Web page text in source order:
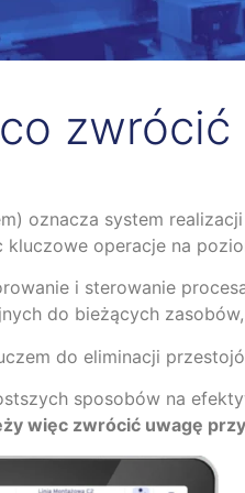
oznacza system
operacje na
i sterowanie
do bieżących
do eliminacji
sposobów na
więc zwrócić uwagę